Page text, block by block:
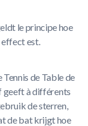
le principe hoe
effect est.
Tennis de Table de
geeft à différents
de sterren,
de bat krijgt hoe